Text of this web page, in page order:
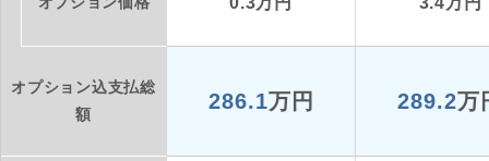
オプション込支払総
額
286.1万円 289.2万